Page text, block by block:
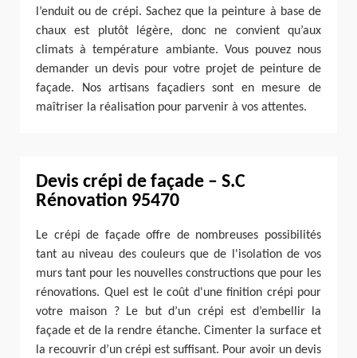
l’enduit ou de crépi. Sachez que la peinture à base de
chaux est plutôt légère, donc ne convient qu’aux
climats à température ambiante. Vous pouvez nous
demander un devis pour votre projet de peinture de
façade. Nos artisans façadiers sont en mesure de
maîtriser la réalisation pour parvenir à vos attentes.
Devis crépi de façade – S.C
Rénovation 95470
Le crépi de façade offre de nombreuses possibilités
tant au niveau des couleurs que de l'isolation de vos
murs tant pour les nouvelles constructions que pour les
rénovations. Quel est le coût d'une finition crépi pour
votre maison ? Le but d’un crépi est d’embellir la
façade et de la rendre étanche. Cimenter la surface et
la recouvrir d’un crépi est suffisant. Pour avoir un devis